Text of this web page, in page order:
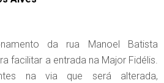
da rua Manoel Batista
facilitar a entrada na Major Fidélis.
na via que será alterada,